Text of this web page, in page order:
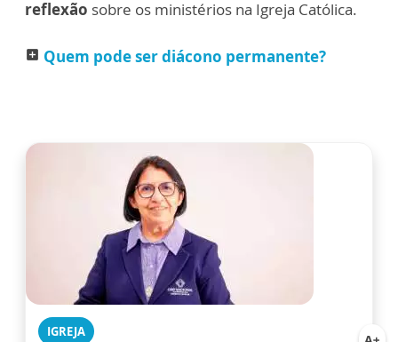
reflexão sobre os ministérios na Igreja Católica.
add_box Quem pode ser diácono permanente?
IGREJA